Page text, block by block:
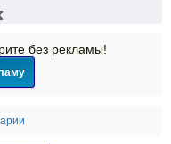
без рекламы!